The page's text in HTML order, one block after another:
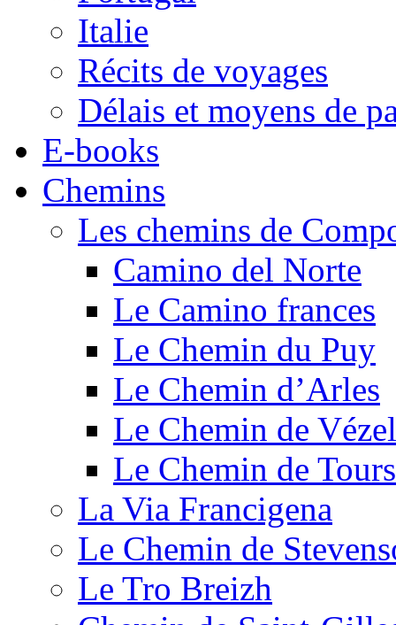
Italie
Récits de voyages
Délais et moyens de
E-books
Chemins
Les chemins de
Camino del Norte
Le Camino frances
Le Chemin du Puy
Le Chemin d’Arles
Le Chemin de
Le Chemin de Tours
La Via Francigena
Le Chemin de
Le Tro Breizh